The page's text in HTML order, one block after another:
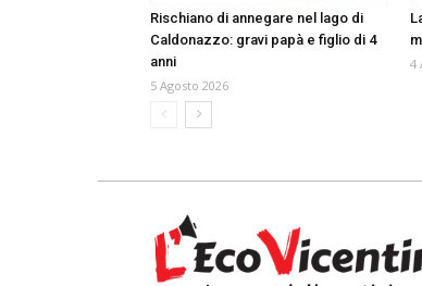
Rischiano di annegare nel lago di
Caldonazzo: gravi papà e figlio di 4
anni
5 Agosto 2026
4